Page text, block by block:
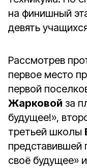
на финишный
девять
Рассмотрев
первое место
первой
Жарковой за
будущее!»,
третьей школы
своё будущее»